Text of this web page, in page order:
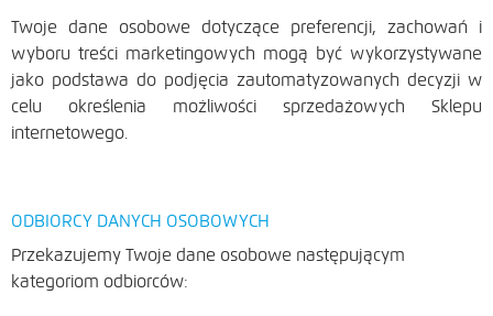
Twoje dane osobowe dotyczące preferencji, zachowań i
wyboru treści marketingowych mogą być wykorzystywane
jako podstawa do podjęcia zautomatyzowanych decyzji w
celu określenia możliwości sprzedażowych Sklepu
internetowego.
ODBIORCY DANYCH OSOBOWYCH
Przekazujemy Twoje dane osobowe następującym
kategoriom odbiorców: